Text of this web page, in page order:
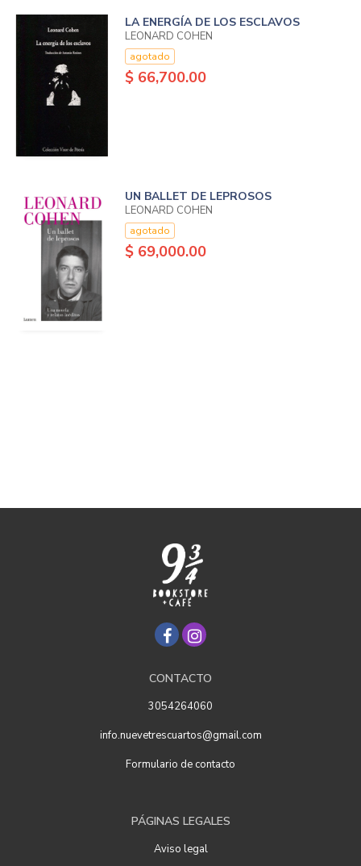
LA ENERGÍA DE LOS ESCLAVOS
LEONARD COHEN
agotado
$ 66,700.00
UN BALLET DE LEPROSOS
LEONARD COHEN
agotado
$ 69,000.00
CONTACTO
3054264060
info.nuevetrescuartos@gmail.com
Formulario de contacto
PÁGINAS LEGALES
Aviso legal